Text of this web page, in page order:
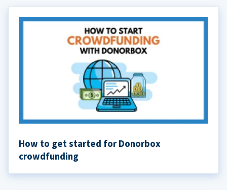
How to get started for Donorbox
crowdfunding